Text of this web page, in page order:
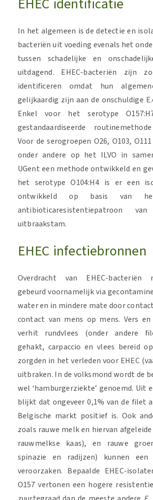
EHEC identificatie
In het algemeen is de detectie en
bacteriën uit voeding evenals het
tussen schadelijke en
uitdagend. EHEC-bacteriën zijn
identificeren omdat hun
gelijkaardig zijn aan de onschuldige
Enkel voor het serotype
gestandaardiseerde
Voor de serogroepen O26, O103,
onder andere op het ILVO in
UGent een methode ontwikkeld en
het serotype O104:H4 is er een
ontwikkeld op basis van
antibioticaresistentiepatroon
uitbraakstam.
EHEC infectiebronnen
Overdracht van EHEC-bacteriën
gebeurd voornamelijk via
water en in mindere mate door
contact van mens op mens. Vers
verhit rundvlees (onder andere
gehakt, carpaccio en vlees bereid
zorgden in het verleden voor EHEC
uitbraken. In de volksmond wordt de
wel ‘hamburgerziekte’ genoemd. Uit
blijkt dat ongeveer 0,1% van de filet
Belgische markt positief is. Ook
zoals rauwe melk en hiervan
rauwmelkse kaas), en rauwe
spinazie en radijzen) kunnen een
veroorzaken. Bepaalde EHEC-
O157 vertonen een hogere